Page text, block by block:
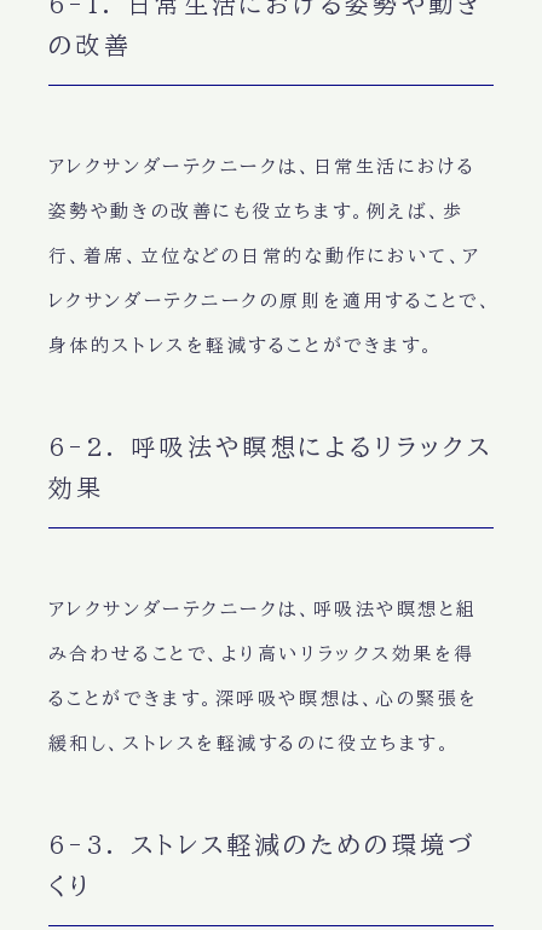
の改善
アレクサンダーテクニークは、日常生活における
姿勢や動きの改善にも役立ちます。例えば、歩
行、着席、立位などの日常的な動作において、ア
レクサンダーテクニークの原則を適用することで、
身体的ストレスを軽減することができます。
6-2. 呼吸法や瞑想によるリラックス
効果
アレクサンダーテクニークは、呼吸法や瞑想と組
み合わせることで、より高いリラックス効果を得
ることができます。深呼吸や瞑想は、心の緊張を
緩和し、ストレスを軽減するのに役立ちます。
6-3. ストレス軽減のための環境づ
くり